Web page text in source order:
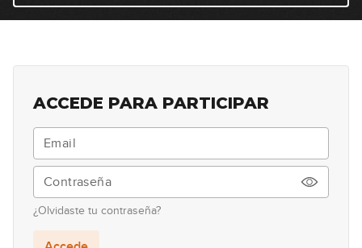
04:49
23
25
Modos 4 y 7 de la escala menor
melódica: Lidia b7 y Escala
ACCEDE PARA PARTICIPAR
¿Olvidaste tu contraseña?